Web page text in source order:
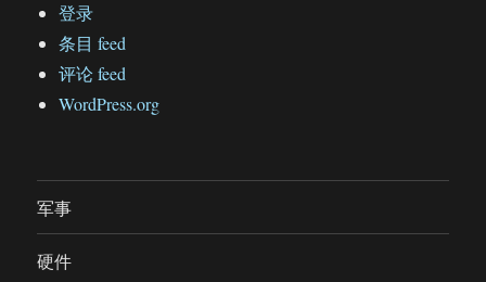
登录
条目 feed
评论 feed
WordPress.org
军事
硬件